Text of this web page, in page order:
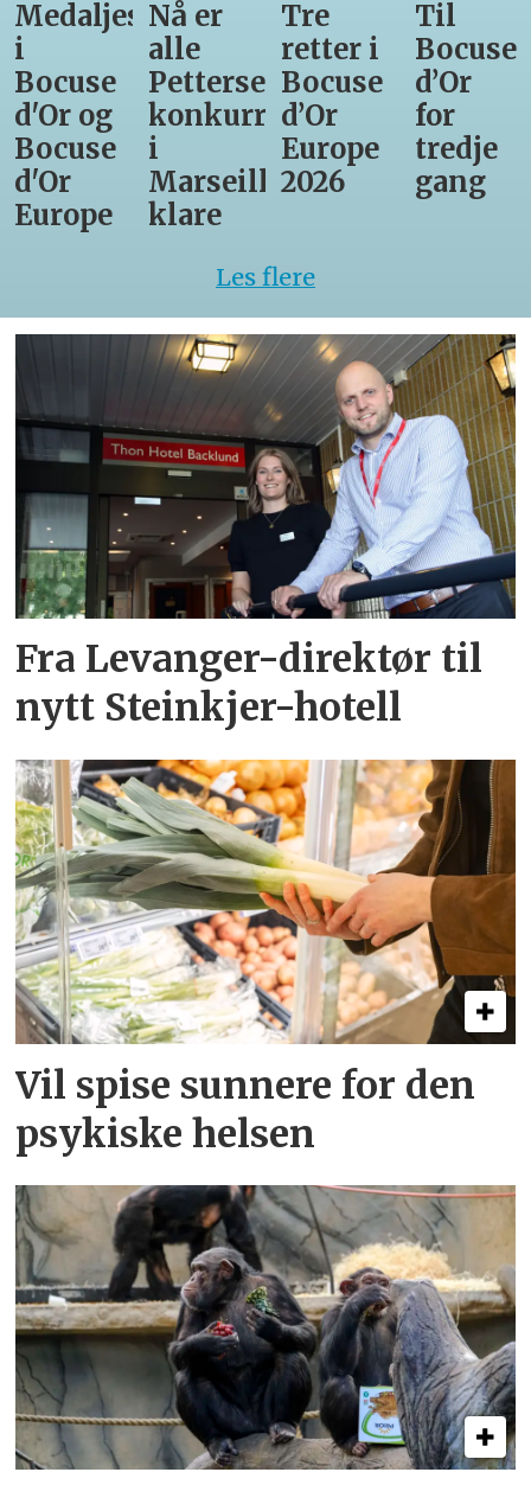
Medaljestatistikk
i
Bocuse
d'Or og
Bocuse
d'Or
Europe
Nå er
alle
Pettersens
konkurrenter
i
Marseille
klare
Tre
retter i
Bocuse
d’Or
Europe
2026
Til
Bocuse
d’Or
for
tredje
gang
Les flere
Fra Levanger-direktør til
nytt Steinkjer-hotell
Vil spise sunnere for den
psykiske helsen